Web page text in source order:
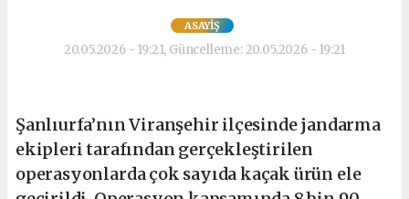
ASAYIŞ
20.05.2026 - 19:21, Güncelleme: 20.05.2026 - 19:21
Şanlıurfa’nın Viranşehir ilçesinde jandarma
ekipleri tarafından gerçekleştirilen
operasyonlarda çok sayıda kaçak ürün ele